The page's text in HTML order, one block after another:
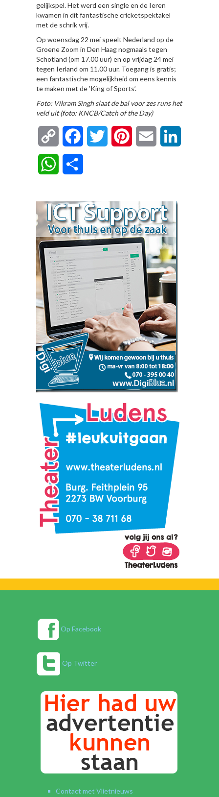
gelijkspel. Het werd een single en de Ieren
kwamen in dit fantastische cricketspektakel
met de schrik vrij.
Op woensdag 22 mei speelt Nederland op de
Groene Zoom in Den Haag nogmaals tegen
Schotland (om 17.00 uur) en op vrijdag 24 mei
tegen Ierland om 11.00 uur. Toegang is gratis;
een fantastische mogelijkheid om eens kennis
te maken met de ’King of Sports’.
Foto: Vikram Singh slaat de bal voor zes runs het
veld uit (foto: KNCB/Catch of the Day)
Copy
Link
FacebookTwitter Pinterest Email
WhatsApp
Op Facebook
Op Twitter
Contact met Vlietnieuws